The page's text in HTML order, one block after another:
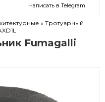
Написать в Telegram
» Тротуарный
Fumagalli